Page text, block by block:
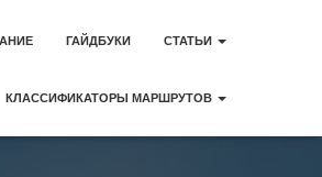
ГАЙДБУКИ СТАТЬИ
КЛАССИФИКАТОРЫ МАРШРУТОВ